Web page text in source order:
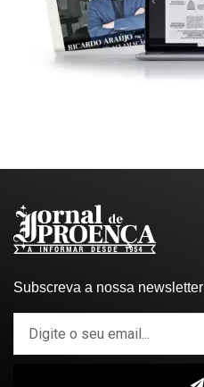
Subscreva a nossa newsletter